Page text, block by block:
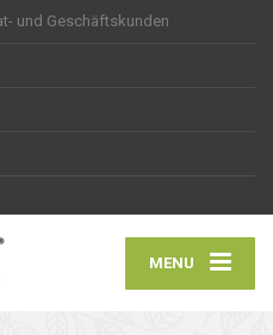
und Geschäftskunden
MENU